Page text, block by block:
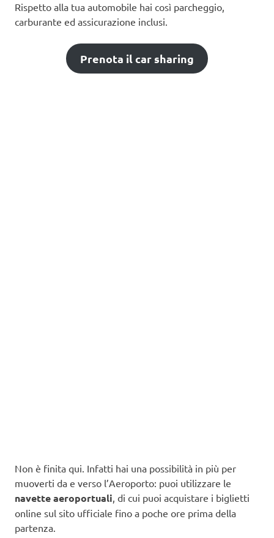
Rispetto alla tua automobile hai così parcheggio,
carburante ed assicurazione inclusi.
Prenota il car sharing
Non è finita qui. Infatti hai una possibilità in più per
muoverti da e verso l’Aeroporto: puoi utilizzare le
navette aeroportuali, di cui puoi acquistare i biglietti
online sul sito ufficiale fino a poche ore prima della
partenza.